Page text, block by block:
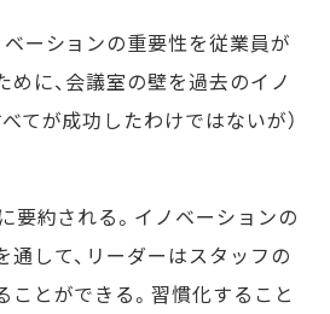
ーションの重要性を従業員が
に、会議室の壁を過去のイノ
てが成功したわけではないが）
要約される。イノベーションの
して、リーダーはスタッフの
とができる。習慣化すること